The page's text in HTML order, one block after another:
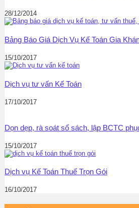
28/12/2014
Bảng Báo Giá Dịch Vụ Kế Toán Gia
15/10/2017
Dịch vụ tư vấn Kế Toán
17/10/2017
Dọn dẹp, rà soát sổ sách, lập BCTC
15/10/2017
Dịch vụ Kế Toán Thuế Trọn Gói
16/10/2017